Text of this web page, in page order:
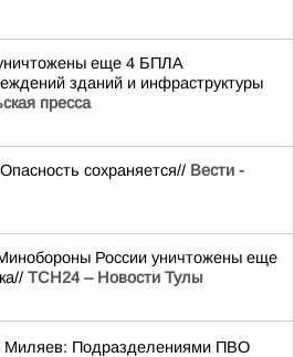
еще 4 БПЛА
зданий и инфраструктуры
пресса
сохраняется// Вести -
России уничтожены еще
ТСН24 – Новости Тулы
Миляев: Подразделениями ПВО